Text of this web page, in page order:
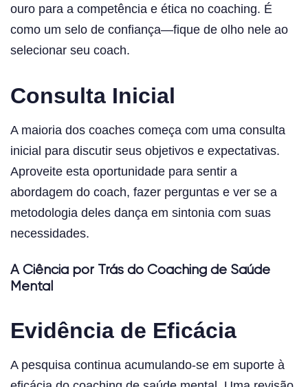
ouro para a competência e ética no coaching. É
como um selo de confiança—fique de olho nele ao
selecionar seu coach.
Consulta Inicial
A maioria dos coaches começa com uma consulta
inicial para discutir seus objetivos e expectativas.
Aproveite esta oportunidade para sentir a
abordagem do coach, fazer perguntas e ver se a
metodologia deles dança em sintonia com suas
necessidades.
A Ciência por Trás do Coaching de Saúde
Mental
Evidência de Eficácia
A pesquisa continua acumulando-se em suporte à